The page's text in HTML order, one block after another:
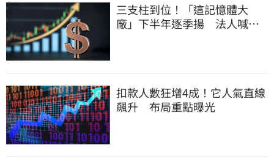
三支柱到位！「這記憶體大
廠」下半年逐季揚 法人喊
扣款人數狂增4成！它人氣直線
飆升 布局重點曝光